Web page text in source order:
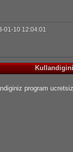
01-10 12:04:01
program